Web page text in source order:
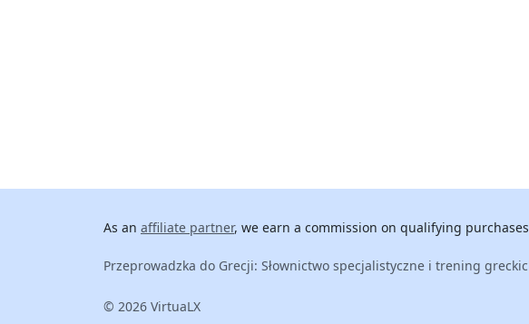
As an affiliate partner, we earn a commission on qualifying
Przeprowadzka do Grecji: Słownictwo specjalistyczne i trening
© 2026 VirtuaLX